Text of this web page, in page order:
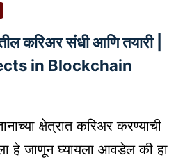
करिअर संधी आणि तयारी |
in Blockchain
क्षेत्रात करिअर करण्याची
हे जाणून घ्यायला आवडेल की हा